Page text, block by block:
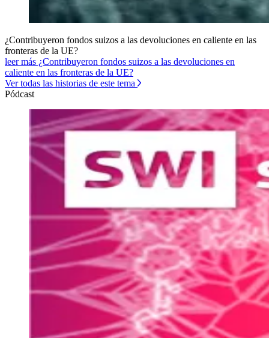
¿Contribuyeron fondos suizos a las devoluciones en caliente en las
fronteras de la UE?
leer más ¿Contribuyeron fondos suizos a las devoluciones en
caliente en las fronteras de la UE?
Ver todas las historias de este tema
Pódcast